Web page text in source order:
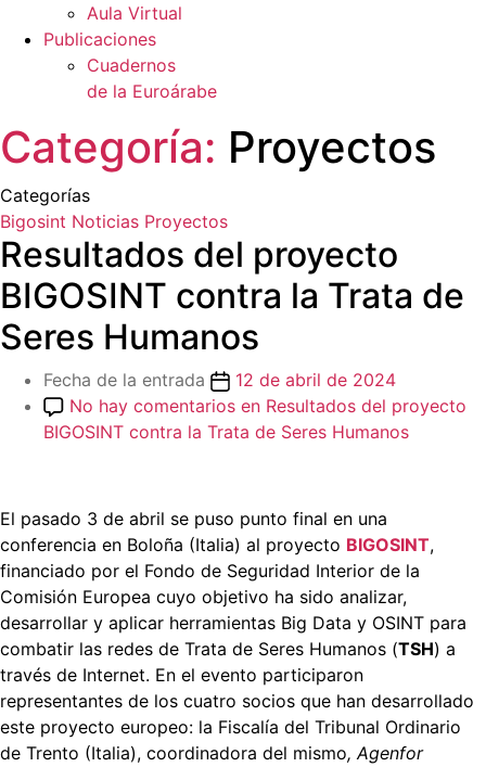
Aula Virtual
Publicaciones
Cuadernos
de la Euroárabe
Categoría: Proyectos
Categorías
Bigosint Noticias Proyectos
Resultados del proyecto
BIGOSINT contra la Trata de
Seres Humanos
Fecha de la entrada
12 de abril de 2024
No hay comentarios en Resultados del proyecto
BIGOSINT contra la Trata de Seres Humanos
El pasado 3 de abril se puso punto final en una
conferencia en Boloña (Italia) al proyecto BIGOSINT,
financiado por el Fondo de Seguridad Interior de la
Comisión Europea cuyo objetivo ha sido analizar,
desarrollar y aplicar herramientas Big Data y OSINT para
combatir las redes de Trata de Seres Humanos (TSH) a
través de Internet. En el evento participaron
representantes de los cuatro socios que han desarrollado
este proyecto europeo: la Fiscalía del Tribunal Ordinario
de Trento (Italia), coordinadora del mismo, Agenfor